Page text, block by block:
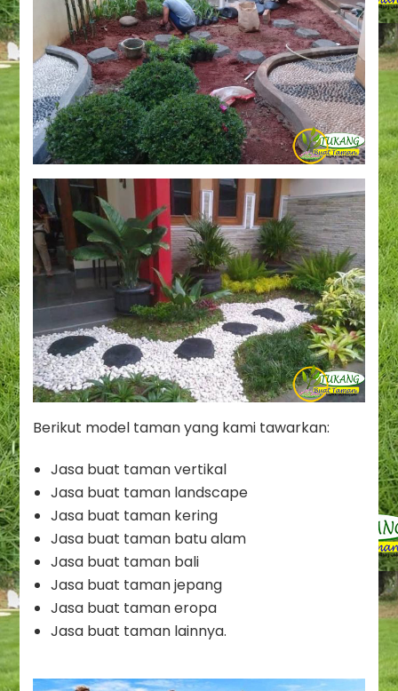
Berikut model taman yang kami tawarkan:
Jasa buat taman vertikal
Jasa buat taman landscape
Jasa buat taman kering
Jasa buat taman batu alam
Jasa buat taman bali
Jasa buat taman jepang
Jasa buat taman eropa
Jasa buat taman lainnya.